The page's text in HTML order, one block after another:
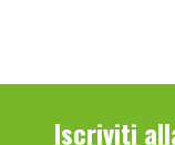
Iscriviti